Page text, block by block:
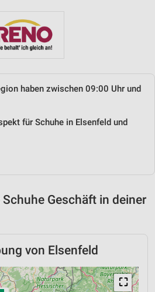
haben zwischen 09:00 Uhr und
für Schuhe in Elsenfeld und
Geschäft in deiner
von Elsenfeld
⛶